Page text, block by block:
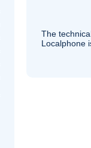
The
Localphone